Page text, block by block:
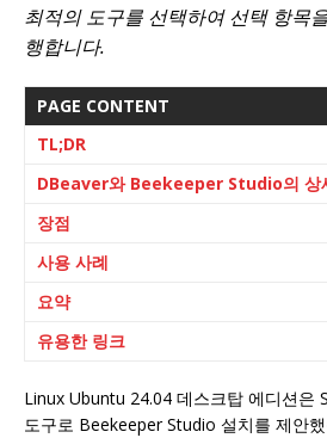
최적의 도구를 선택하여 선택 항목
행합니다.
PAGE CONTENT
TL;DR
DBeaver와 Beekeeper Studio의 상
장점
사용 사례
요약
유용한 링크
Linux Ubuntu 24.04 데스크탑 에디션은
도구로 Beekeeper Studio 설치를 제안